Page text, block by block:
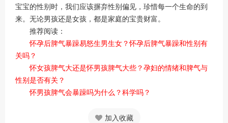
宝宝的性别时，我们应该摒弃性别偏见，珍惜每一个生命的到
来。无论男孩还是女孩，都是家庭的宝贵财富。
推荐阅读：
怀孕后脾气暴躁易怒生男生女？怀孕后脾气暴躁和性别有
关吗？
怀女孩脾气大还是怀男孩脾气大些？孕妇的情绪和脾气与
性别是否有关？
怀男孩脾气会暴躁吗为什么？科学吗？
加入收藏